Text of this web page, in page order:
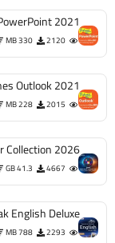
2021
2120
330 MB
Outlook 2021
2015
228 MB
Collection 2026
4667
41.3 GB
English Deluxe
2293
788 MB